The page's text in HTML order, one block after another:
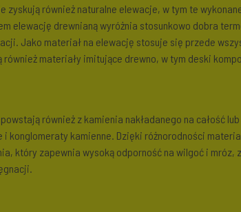
zyskują również naturalne elewacje, w tym te
elewację drewnianą wyróżnia stosunkowo dobra
Jako materiał na elewację stosuje się przede
materiały imitujące drewno, w tym deski
również z kamienia nakładanego na
i konglomeraty kamienne. Dzięki różnorodności
który zapewnia wysoką odporność na wilgoć i